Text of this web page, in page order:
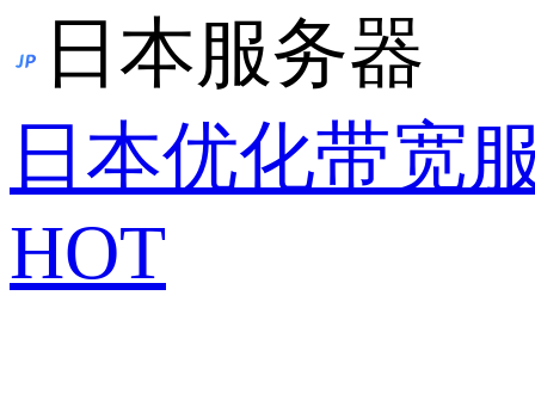
日本服务器
日本优化带宽
HOT